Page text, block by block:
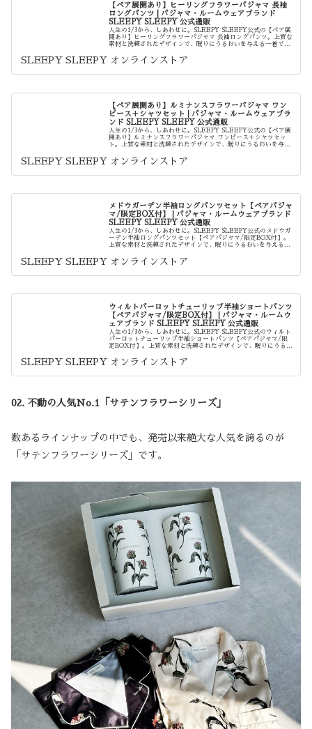
【ペア展開あり】ヒーリングフラワーパジャマ 長袖
ロングパンツ | パジャマ・ルームウェアブランド
SLEEPY SLEEPY 公式通販
人生の1/3から、しあわせに。SLEEPY SLEEPY公式の【ペア展
開あり】ヒーリングフラワーパジャマ 長袖ロングパンツ。上質な
素材と洗練されたデザインで、眠りにうるおいを与える一着で
SLEEPY SLEEPY オンラインストア
【ペア展開あり】ルミナンスフラワーパジャマ ワン
ピース＋シャツセット | パジャマ・ルームウェアブラ
ンド SLEEPY SLEEPY 公式通販
人生の1/3から、しあわせに。SLEEPY SLEEPY公式の【ペア展
開あり】ルミナンスフラワーパジャマ ワンピース＋シャツセッ
ト。上質な素材と洗練されたデザインで、眠りにうるおいを与え
SLEEPY SLEEPY オンラインストア
メドウガーデン半袖ロングパンツセット【ペアパジャ
マ/限定BOX付】 | パジャマ・ルームウェアブランド
SLEEPY SLEEPY 公式通販
人生の1/3から、しあわせに。SLEEPY SLEEPY公式のメドウガ
ーデン半袖ロングパンツセット【ペアパジャマ/限定BOX付】。
上質な素材と洗練されたデザインで、眠りにうるおいを与える一
SLEEPY SLEEPY オンラインストア
ウィルトパーロットチューリップ半袖ショートパンツ
【ペアパジャマ/限定BOX付】 | パジャマ・ルームウ
ェアブランド SLEEPY SLEEPY 公式通販
人生の1/3から、しあわせに。SLEEPY SLEEPY公式のウィルト
パーロットチューリップ半袖ショートパンツ【ペアパジャマ/限
定BOX付】。上質な素材と洗練されたデザインで、眠りにうるお
SLEEPY SLEEPY オンラインストア
02. 不動の人気No.1「サテンフラワーシリーズ」
数あるラインナップの中でも、発売以来絶大な人気を誇るのが
「サテンフラワーシリーズ」です。